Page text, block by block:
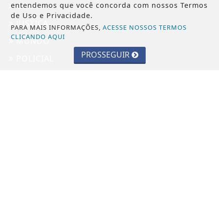
GERAL
JUSTIÇA
MUNDO
entendemos que você concorda com nossos Termos
de Uso e Privacidade.
PARA MAIS INFORMAÇÕES,ACESSE NOSSOS TERMOS
CLICANDO AQUI
PROSSEGUIR